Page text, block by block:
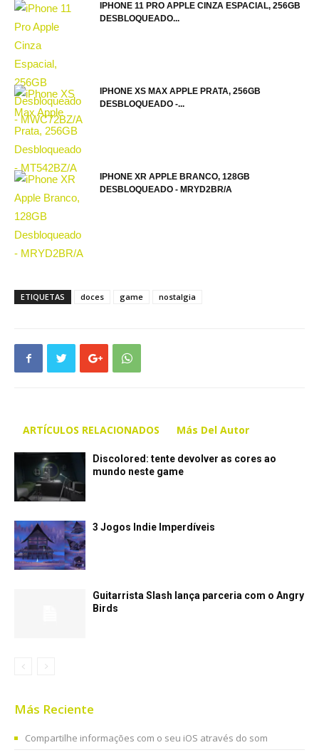
IPHONE 11 PRO APPLE CINZA ESPACIAL, 256GB
DESBLOQUEADO...
IPHONE XS MAX APPLE PRATA, 256GB
DESBLOQUEADO -...
IPHONE XR APPLE BRANCO, 128GB
DESBLOQUEADO - MRYD2BR/A
ETIQUETAS doces game nostalgia
ARTÍCULOS RELACIONADOS Más Del Autor
Discolored: tente devolver as cores ao
mundo neste game
3 Jogos Indie Imperdíveis
Guitarrista Slash lança parceria com o Angry
Birds
Más Reciente
Compartilhe informações com o seu iOS através do som